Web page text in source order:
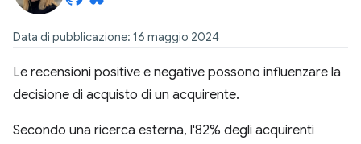
Data di pubblicazione: 16 maggio 2024
Le recensioni positive e negative possono influenzare la
decisione di acquisto di un acquirente.
Secondo una ricerca esterna, l'82% degli acquirenti